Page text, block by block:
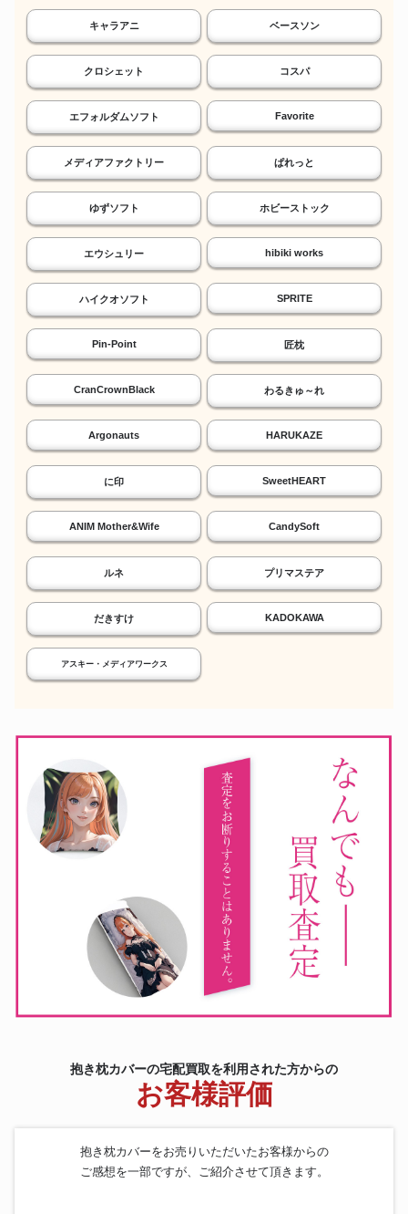
キャラアニ ベースソン
クロシェット コスパ
エフォルダムソフト Favorite
メディアファクトリー ぱれっと
ゆずソフト ホビーストック
エウシュリー hibiki works
ハイクオソフト SPRITE
Pin-Point 匠枕
CranCrownBlack わるきゅ～れ
Argonauts HARUKAZE
に印 SweetHEART
ANIM Mother&Wife CandySoft
ルネ プリマステア
だきすけ KADOKAWA
アスキー・メディアワークス
抱き枕カバーの宅配買取を利用された方からの
お客様評価
抱き枕カバーをお売りいただいたお客様からの
ご感想を一部ですが、ご紹介させて頂きます。